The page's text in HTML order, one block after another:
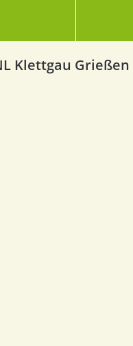
Klettgau Grießen